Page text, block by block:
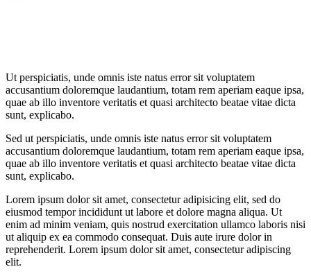
Ut perspiciatis, unde omnis iste natus error sit voluptatem
accusantium doloremque laudantium, totam rem aperiam eaque ipsa,
quae ab illo inventore veritatis et quasi architecto beatae vitae dicta
sunt, explicabo.
Sed ut perspiciatis, unde omnis iste natus error sit voluptatem
accusantium doloremque laudantium, totam rem aperiam eaque ipsa,
quae ab illo inventore veritatis et quasi architecto beatae vitae dicta
sunt, explicabo.
Lorem ipsum dolor sit amet, consectetur adipisicing elit, sed do
eiusmod tempor incididunt ut labore et dolore magna aliqua. Ut
enim ad minim veniam, quis nostrud exercitation ullamco laboris nisi
ut aliquip ex ea commodo consequat. Duis aute irure dolor in
reprehenderit. Lorem ipsum dolor sit amet, consectetur adipiscing
elit.